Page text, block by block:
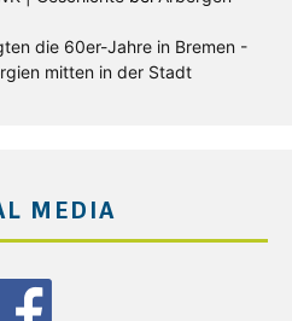
die 60er-Jahre in Bremen -
mitten in der Stadt
MEDIA